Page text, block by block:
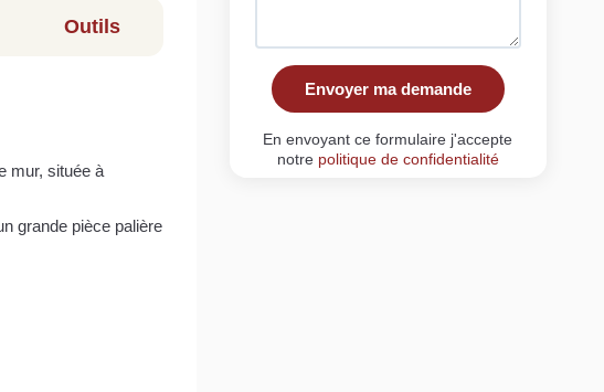
Outils
mur, située à
grande pièce palière
Envoyer ma demande
En envoyant ce formulaire j'accepte
notre politique de confidentialité